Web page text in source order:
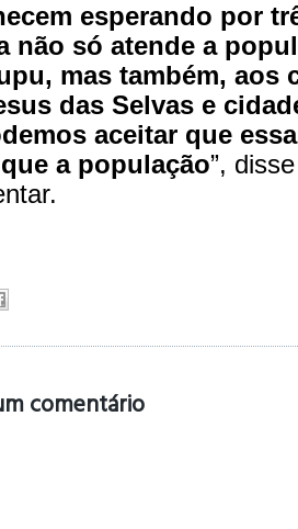
esperando por
não só atende a
mas também, aos
das Selvas e
aceitar que
a população”,
comentário